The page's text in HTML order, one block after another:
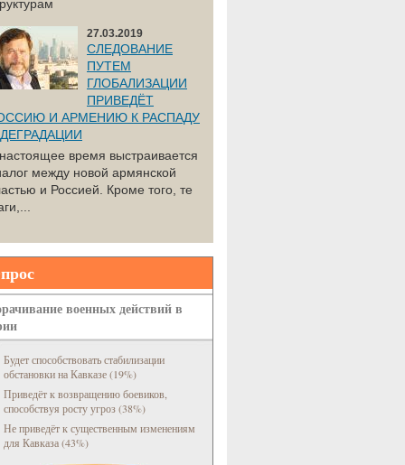
27.03.2019
СЛЕДОВАНИЕ
ПУТЕМ
ГЛОБАЛИЗАЦИИ
ПРИВЕДЁТ
И АРМЕНИЮ К РАСПАДУ
время выстраивается
между новой армянской
и Россией. Кроме того, те
военных действий в
Будет способствовать стабилизации
обстановки на Кавказе (19%)
Приведёт к возвращению боевиков,
способствуя росту угроз (38%)
Не приведёт к существенным изменениям
для Кавказа (43%)